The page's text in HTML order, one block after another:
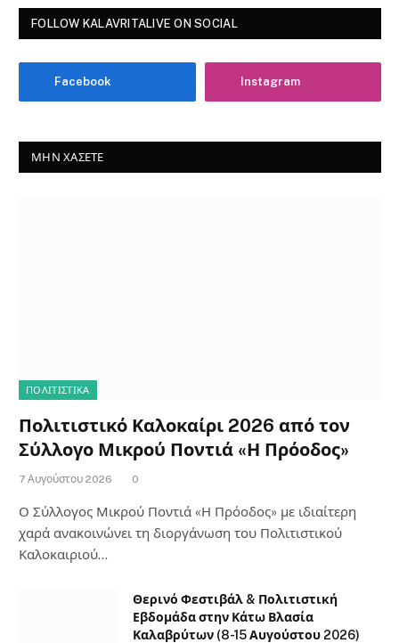
FOLLOW KALAVRITALIVE ON SOCIAL
Facebook Instagram
ΜΗΝ ΧΆΣΕΤΕ
ΠΟΛΙΤΙΣΤΙΚΑ
Πολιτιστικό Καλοκαίρι 2026 από τον
Σύλλογο Μικρού Ποντιά «Η Πρόοδος»
7 Αυγούστου 2026 0
Ο Σύλλογος Μικρού Ποντιά «Η Πρόοδος» με ιδιαίτερη
χαρά ανακοινώνει τη διοργάνωση του Πολιτιστικού
Καλοκαιριού…
Θερινό Φεστιβάλ & Πολιτιστική
Εβδομάδα στην Κάτω Βλασία
Καλαβρύτων (8-15 Αυγούστου 2026)